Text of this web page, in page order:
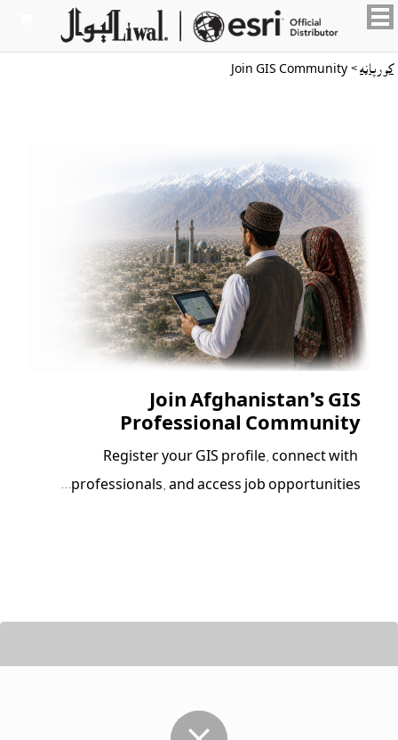
کورپاڼه > Join GIS Community
Join Afghanistan’s GIS
Professional Community
Register your GIS profile, connect with
professionals, and access job opportunities...